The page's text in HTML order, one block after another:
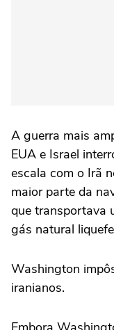
A guerra mais
EUA e Israel
escala com o Irã
maior parte da
que transportava
gás natural
Washington
iranianos.